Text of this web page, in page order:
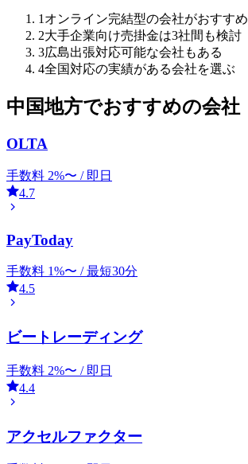
1オンライン完結型の会社がおすすめ
2大手企業向け売掛金は3社間も検討
3広島出張対応可能な会社もある
4全国対応の実績がある会社を選ぶ
中国地方でおすすめの会社
OLTA
手数料 2%〜 / 即日
4.7
PayToday
手数料 1%〜 /最短30分
4.5
ビートレーディング
手数料 2%〜 / 即日
4.4
アクセルファクター